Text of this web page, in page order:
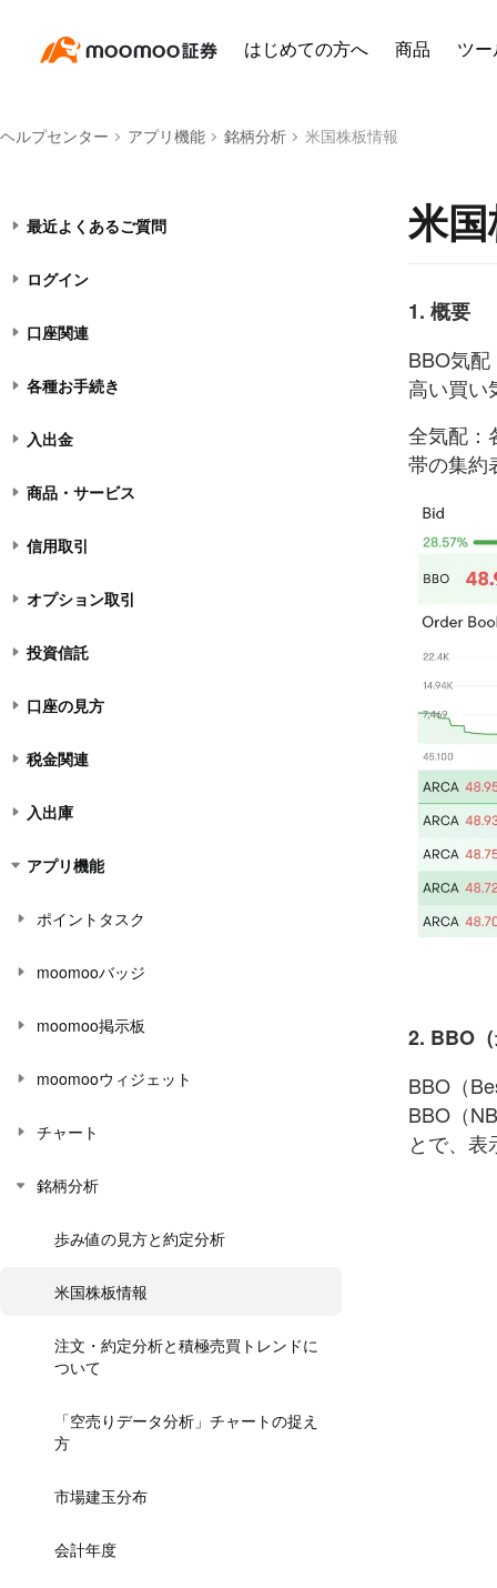
はじめての方へ 商品 ツ
ヘルプセンター アプリ機能 銘柄分析 米国株板情報
最近よくあるご質問
ログイン
口座関連
各種お手続き
入出金
商品・サービス
信用取引
オプション取引
投資信託
口座の見方
税金関連
入出庫
アプリ機能
ポイントタスク
moomooバッジ
moomoo掲示板
moomooウィジェット
チャート
銘柄分析
歩み値の見方と約定分析
米国株板情報
注文・約定分析と積極売買トレンドに
ついて
「空売りデータ分析」チャートの捉え
方
市場建玉分布
会計年度
米
1. 概要
BBO気
高い買い
全気配：
帯の集約
2. BBO
BBO（
BBO（
とで、